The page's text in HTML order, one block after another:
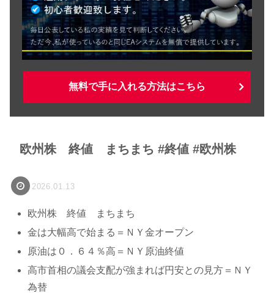
無料で手に入れる方法はこちら
欧州株 終値 まちまち #終値 #欧州株
2026.01.13
欧州株 終値 まちまち
金は大幅高で始まる＝ＮＹ金オープン
原油は０．６４％高＝ＮＹ原油終値
高市首相の議会支配が強まれば円安との見方＝ＮＹ
為替